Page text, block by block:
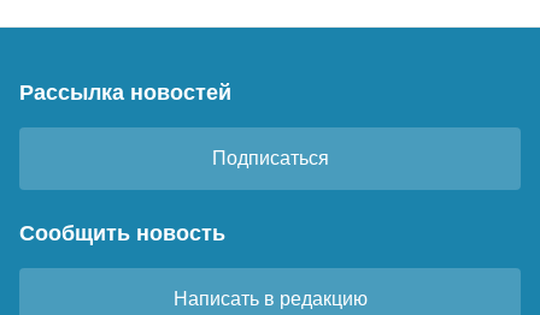
Рассылка новостей
Подписаться
Сообщить новость
Написать в редакцию